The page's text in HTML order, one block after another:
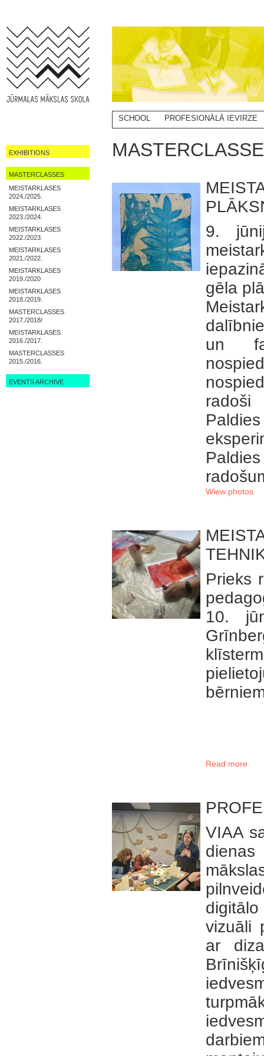
EXHIBITIONS
MASTERCLASSES
MEISTARKLASES
2024./2025.
MEISTARKLASES
2023./2024.
MEISTARKLASES
2022./2023.
MEISTARKLASES
2021./2022.
MEISTARKLASES
2019./2020
MEISTARKLASES
2018./2019.
MASTERCLASSES
2017./2018/
MEISTARKLASES
2016./2017.
MASTERCLASSES
2015./2016.
EVENTS ARCHIVE
SCHOOL PROFESIONĀLĀ IEVIRZE
9.
gēla
un
radoši
Wiew photos
Prieks
10.
Read more
VIAA
dienas
vizuāli
ar